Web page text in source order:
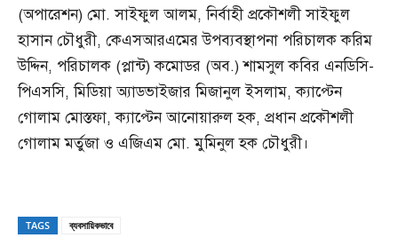
(অপারেশন) মো. সাইফুল আলম, নির্বাহী প্রকৌশলী সাইফুল
হাসান চৌধুরী, কেএসআরএমের উপব্যবস্থাপনা পরিচালক করিম
উদ্দিন, পরিচালক (প্লান্ট) কমোডর (অব.) শামসুল কবির এনডিসি-
পিএসসি, মিডিয়া অ্যাডভাইজার মিজানুল ইসলাম, ক্যাপ্টেন
গোলাম মোস্তফা, ক্যাপ্টেন আনোয়ারুল হক, প্রধান প্রকৌশলী
গোলাম মর্তুজা ও এজিএম মো. মুমিনুল হক চৌধুরী।
TAGS ব্যবসায়িকভাবে